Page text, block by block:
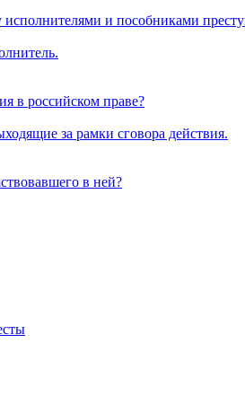
и пособниками
в российском праве?
за рамки сговора действия.
в ней?